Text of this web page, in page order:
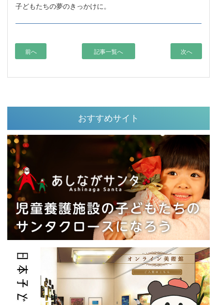
子どもたちの夢のきっかけに。
前へ 記事一覧へ 次へ
おすすめサイト